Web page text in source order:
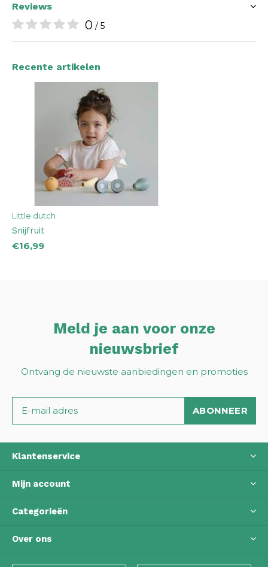
Reviews
0 / 5
Recente artikelen
Little dutch
Snijfruit
€16,99
Meld je aan voor onze
nieuwsbrief
Ontvang de nieuwste aanbiedingen en promoties
ABONNEER
Klantenservice
Mijn account
Categorieën
Over ons